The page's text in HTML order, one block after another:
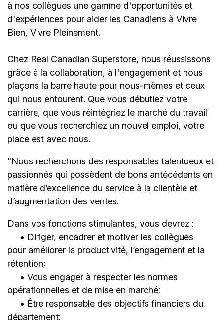
à nos collègues une gamme d'opportunités et
d'expériences pour aider les Canadiens à Vivre
Bien, Vivre Pleinement.
Chez Real Canadian Superstore, nous réussissons
grâce à la collaboration, à l'engagement et nous
plaçons la barre haute pour nous-mêmes et ceux
qui nous entourent. Que vous débutiez votre
carrière, que vous réintégriez le marché du travail
ou que vous recherchiez un nouvel emploi, votre
place est avec nous.
"Nous recherchons des responsables talentueux et
passionnés qui possèdent de bons antécédents en
matière d’excellence du service à la clientèle et
d’augmentation des ventes.
Dans vos fonctions stimulantes, vous devrez :
• Diriger, encadrer et motiver les collègues
pour améliorer la productivité, l’engagement et la
rétention;
• Vous engager à respecter les normes
opérationnelles et de mise en marché;
• Être responsable des objectifs financiers du
département;